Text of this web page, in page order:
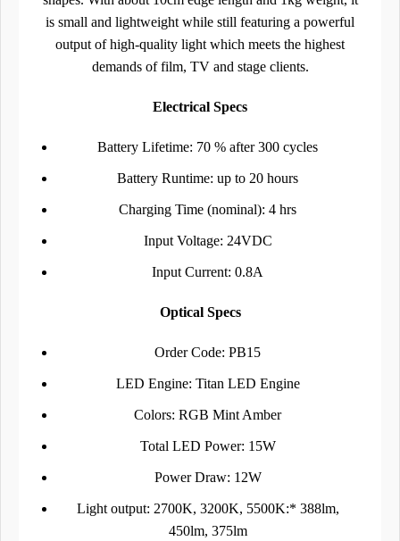
is small and lightweight while still featuring a powerful
output of high-quality light which meets the highest
demands of film, TV and stage clients.
Electrical Specs
Battery Lifetime: 70 % after 300 cycles
Battery Runtime: up to 20 hours
Charging Time (nominal): 4 hrs
Input Voltage: 24VDC
Input Current: 0.8A
Optical Specs
Order Code: PB15
LED Engine: Titan LED Engine
Colors: RGB Mint Amber
Total LED Power: 15W
Power Draw: 12W
Light output: 2700K, 3200K, 5500K:* 388lm,
450lm, 375lm